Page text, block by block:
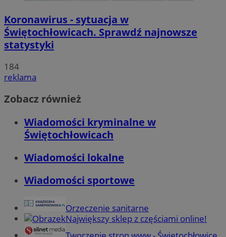
Koronawirus - sytuacja w
Świętochłowicach. Sprawdź najnowsze
statystyki
184
reklama
Zobacz również
Wiadomości kryminalne w
Świętochłowicach
Wiadomości lokalne
Wiadomości sportowe
Orzeczenie sanitarne
Największy sklep z częściami online!